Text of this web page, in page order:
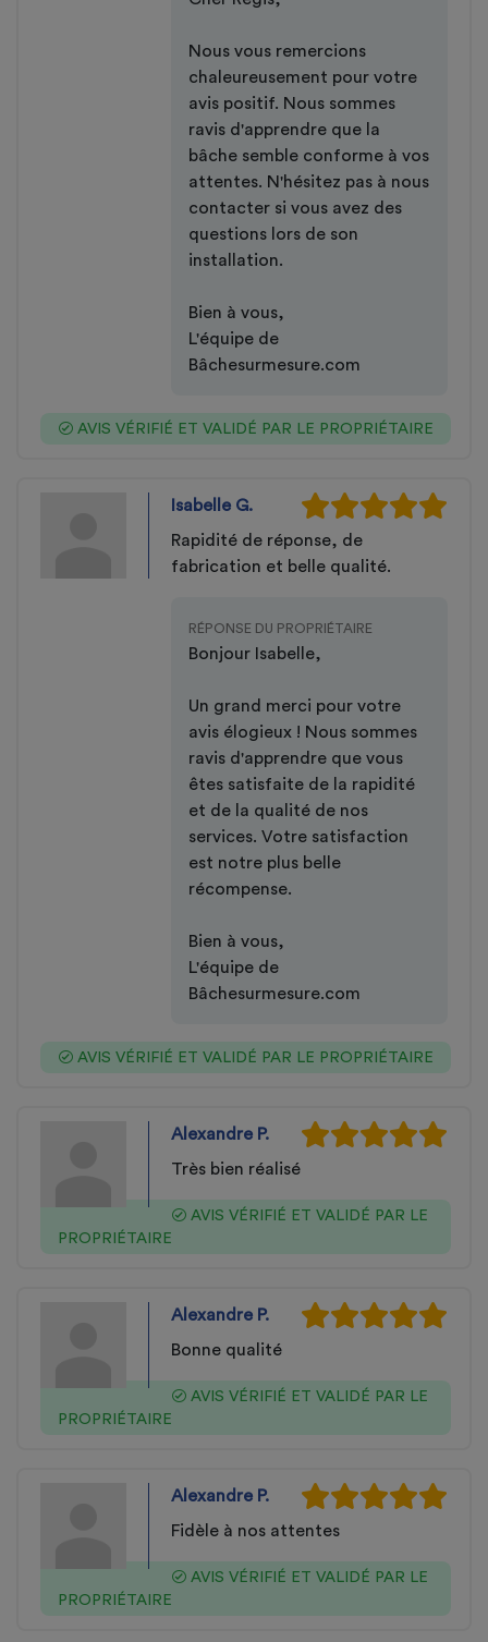
Nous vous remercions
chaleureusement pour votre
avis positif. Nous sommes
ravis d'apprendre que la
bâche semble conforme à vos
attentes. N'hésitez pas à nous
contacter si vous avez des
questions lors de son
installation.
Bien à vous,
L'équipe de
Bâchesurmesure.com
AVIS VÉRIFIÉ ET VALIDÉ PAR LE PROPRIÉTAIRE
Isabelle G.
Rapidité de réponse, de
fabrication et belle qualité.
RÉPONSE DU PROPRIÉTAIRE
Bonjour Isabelle,
Un grand merci pour votre
avis élogieux ! Nous sommes
ravis d'apprendre que vous
êtes satisfaite de la rapidité
et de la qualité de nos
services. Votre satisfaction
est notre plus belle
récompense.
Bien à vous,
L'équipe de
Bâchesurmesure.com
AVIS VÉRIFIÉ ET VALIDÉ PAR LE PROPRIÉTAIRE
Alexandre P.
Très bien réalisé
AVIS VÉRIFIÉ ET VALIDÉ PAR LE
PROPRIÉTAIRE
Alexandre P.
Bonne qualité
AVIS VÉRIFIÉ ET VALIDÉ PAR LE
PROPRIÉTAIRE
Alexandre P.
Fidèle à nos attentes
AVIS VÉRIFIÉ ET VALIDÉ PAR LE
PROPRIÉTAIRE